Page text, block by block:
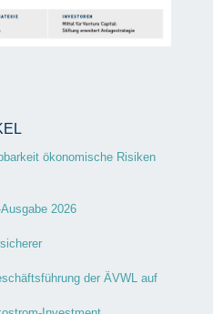
ökonomische Risiken
2026
der ÄVWL auf